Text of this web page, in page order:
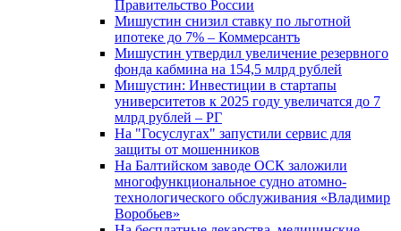
Правительство России
Мишустин снизил ставку по льготной
ипотеке до 7% – Коммерсантъ
Мишустин утвердил увеличение резервного
фонда кабмина на 154,5 млрд рублей
Мишустин: Инвестиции в стартапы
университетов к 2025 году увеличатся до 7
млрд рублей – РГ
На "Госуслугах" запустили сервис для
защиты от мошенников
На Балтийском заводе ОСК заложили
многофункциональное судно атомно-
технологического обслуживания «Владимир
Воробьев»